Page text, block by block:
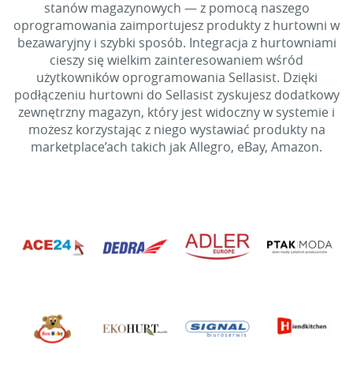
stanów magazynowych — z pomocą naszego
oprogramowania zaimportujesz produkty z hurtowni w
bezawaryjny i szybki sposób. Integracja z hurtowniami
cieszy się wielkim zainteresowaniem wśród
użytkowników oprogramowania Sellasist. Dzięki
podłączeniu hurtowni do Sellasist zyskujesz dodatkowy
zewnętrzny magazyn, który jest widoczny w systemie i
możesz korzystając z niego wystawiać produkty na
marketplace’ach takich jak Allegro, eBay, Amazon.